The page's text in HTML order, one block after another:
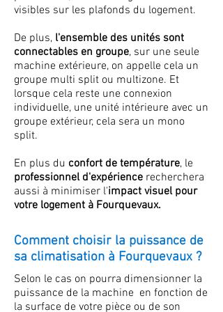
visibles sur les plafonds du logement.
De plus, l'ensemble des unités sont
connectables en groupe, sur une seule
machine extérieure, on appelle cela un
groupe multi split ou multizone. Et
lorsque cela reste une connexion
individuelle, une unité intérieure avec un
groupe extérieur, cela sera un mono
split.
En plus du confort de température, le
professionnel d'expérience recherchera
aussi à minimiser l'impact visuel pour
votre logement à Fourquevaux.
Comment choisir la puissance de
sa climatisation à Fourquevaux ?
Selon le cas on pourra dimensionner la
puissance de la machine en fonction de
la surface de votre pièce ou de son